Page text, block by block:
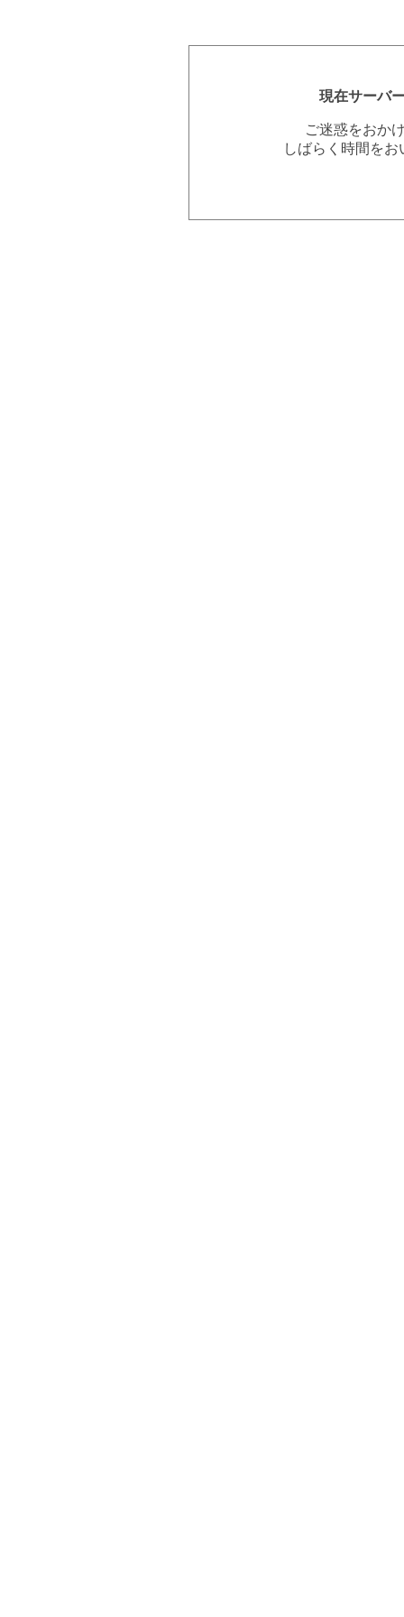
現在サーバ
ご迷惑をおか
しばらく時間を